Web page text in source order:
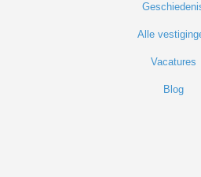
Alle
Vacatures
Blog